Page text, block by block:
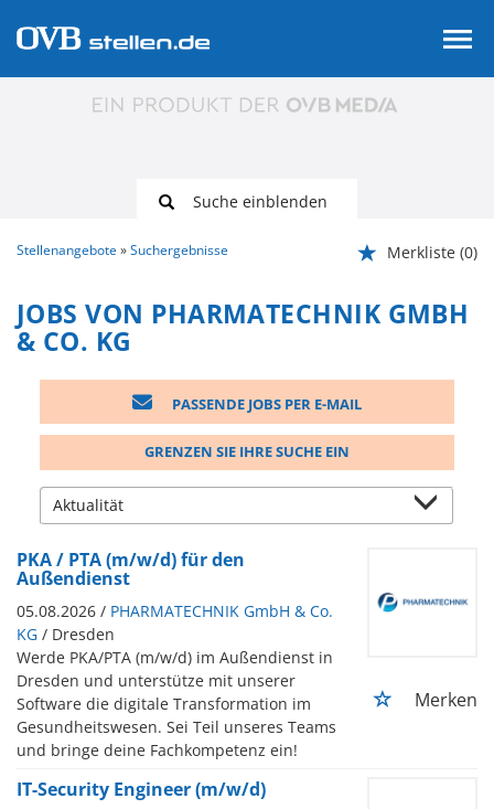
Suche einblenden
Stellenangebote Suchergebnisse Merkliste (0)
JOBS VON PHARMATECHNIK GMBH
& CO. KG
PASSENDE JOBS PER E-MAIL
GRENZEN SIE IHRE SUCHE EIN
PKA / PTA (m/w/d) für den
Außendienst
05.08.2026 / PHARMATECHNIK GmbH & Co.
KG / Dresden
Werde PKA/PTA (m/w/d) im Außendienst in
Dresden und unterstütze mit unserer
Software die digitale Transformation im
Gesundheitswesen. Sei Teil unseres Teams
und bringe deine Fachkompetenz ein!
Merken
IT-Security Engineer (m/w/d)